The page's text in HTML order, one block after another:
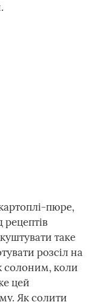
пюре,
рецептів
таке
розсіл на
солоним, коли
цей
Як солити